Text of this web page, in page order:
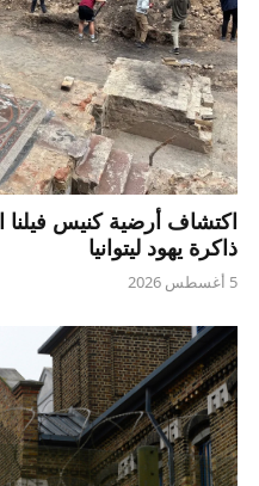
اكتشاف أرضية كنيس فيلنا
ذاكرة يهود ليتوانيا
5 أغسطس 2026